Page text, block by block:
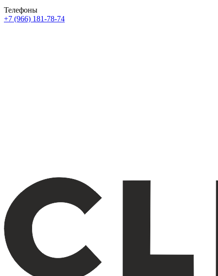
Телефоны
+7 (966) 181-78-74